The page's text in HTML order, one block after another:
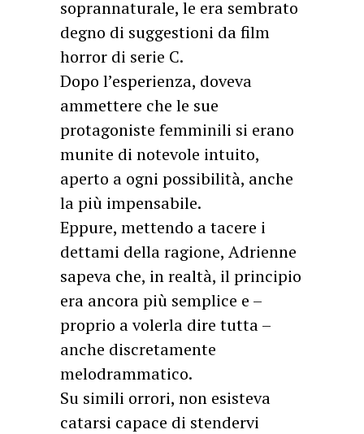
soprannaturale, le era sembrato
degno di suggestioni da film
horror di serie C.
Dopo l’esperienza, doveva
ammettere che le sue
protagoniste femminili si erano
munite di notevole intuito,
aperto a ogni possibilità, anche
la più impensabile.
Eppure, mettendo a tacere i
dettami della ragione, Adrienne
sapeva che, in realtà, il principio
era ancora più semplice e –
proprio a volerla dire tutta –
anche discretamente
melodrammatico.
Su simili orrori, non esisteva
catarsi capace di stendervi